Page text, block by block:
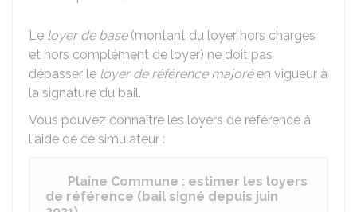
Le loyer de base(montant du loyer hors charges
et hors complément de loyer) ne doit pas
dépasser le loyer de référence majoréen vigueur à
la signature du bail.
Vous pouvez connaître les loyers de référence à
l'aide de ce simulateur :
Plaine Commune : estimer les loyers
de référence (bail signé depuis juin